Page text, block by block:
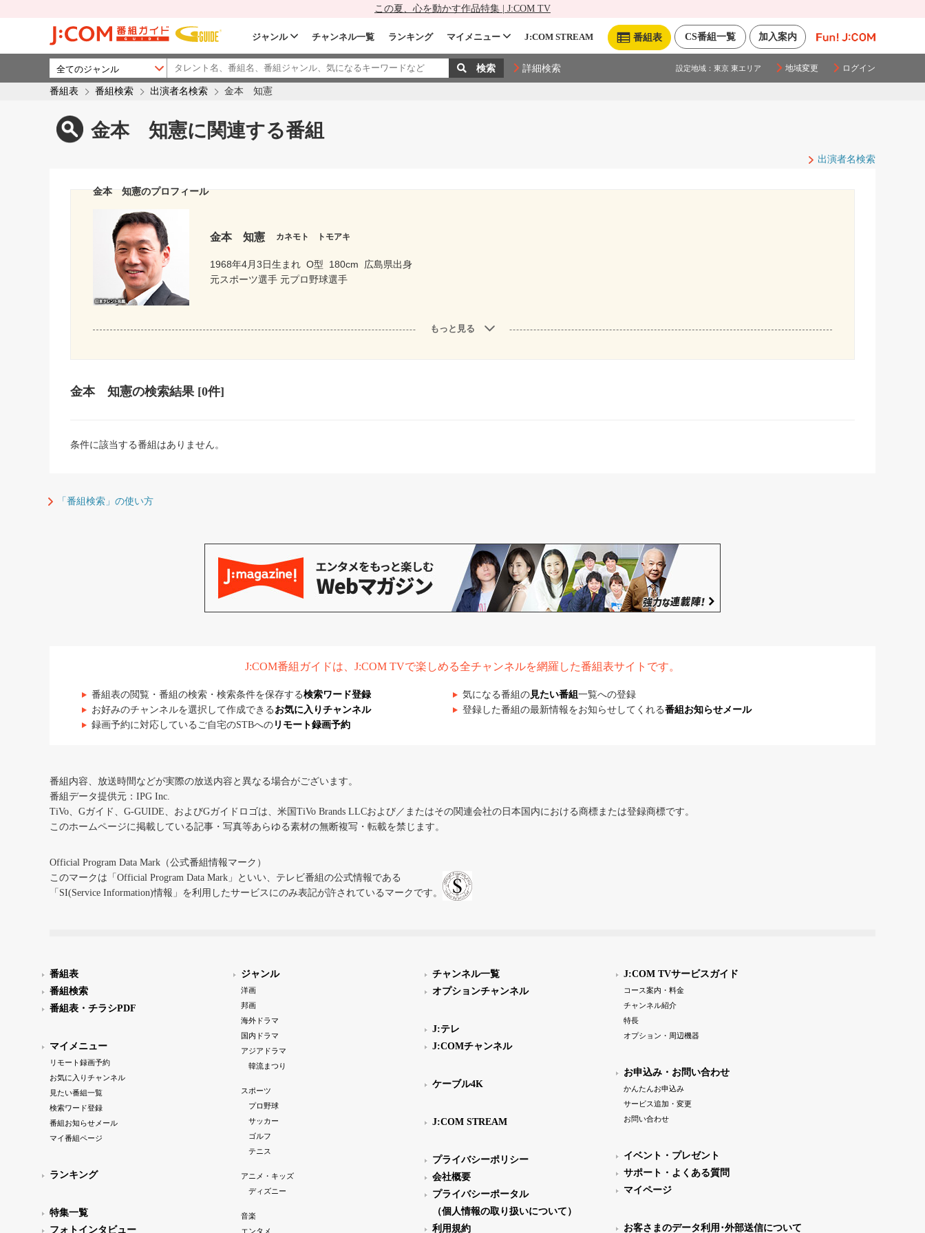
この夏、心を動かす作品特集 | J:COM TV
加入案内
CS番組一覧
番組表
ジャンル チャンネル一覧 ランキング マイメニュー J:COM STREAM
詳細検索 設定地域： 東京 東エリア 地域変更 ログイン
番組表 番組検索 出演者名検索 金本 知憲
金本 知憲に関連する番組
出演者名検索
金本 知憲のプロフィール
金本 知憲 カネモト トモアキ
1968年4月3日生まれ O型 180cm
広島県出身
元スポーツ選手 元プロ野球選手
もっと見る
金本 知憲の検索結果 [0件]
条件に該当する番組はありません。
「番組検索」の使い方
J:COM番組ガイドは、J:COM TVで楽しめる全チャンネルを網羅した番組表サイトです。
番組表の閲覧・番組の検索・検索条件を保存する検索ワード登録 気になる番組の見たい番組 一覧への登録
お好みのチャンネルを選択して作成できる お気に入りチャンネル 登録した番組の最新情報をお知らせしてくれる番組お知らせメール
録画予約に対応しているご自宅のSTBへの リモート録画予約
番組内容、放送時間などが実際の放送内容と異なる場合がございます。
番組データ提供元：IPG Inc.
TiVo、Gガイド、G-GUIDE、およびGガイドロゴは、米国TiVo Brands LLCおよび／またはその関連会社の日本国内における商標または登録商標です。
このホームページに掲載している記事・写真等あらゆる素材の無断複写・転載を禁じます。
Official Program Data Mark（公式番組情報マーク）
このマークは「Official Program Data Mark」といい、テレビ番組の公式情報である
「SI(Service Information)情報」を利用したサービスにのみ表記が許されているマークです。
番組表
番組検索
番組表・チラシPDF
マイメニュー
リモート録画予約
お気に入りチャンネル
見たい番組一覧
検索ワード登録
番組お知らせメール
マイ番組ページ
ランキング
特集一覧
フォトインタビュー
ジャンル
洋画
邦画
海外ドラマ
国内ドラマ
アジアドラマ
韓流まつり
スポーツ
プロ野球
サッカー
ゴルフ
テニス
アニメ・キッズ
ディズニー
音楽
エンタメ
チャンネル一覧
オプションチャンネル
J:テレ
J:COMチャンネル
ケーブル4K
J:COM STREAM
プライバシーポリシー
会社概要
プライバシーポータル
（個人情報の取り扱いについて）
利用規約
J:COM TVサービスガイド
コース案内・料金
チャンネル紹介
特長
オプション・周辺機器
お申込み・お問い合わせ
かんたんお申込み
サービス追加・変更
お問い合わせ
イベント・プレゼント
サポート・よくある質問
マイページ
お客さまのデータ利用･外部送信について